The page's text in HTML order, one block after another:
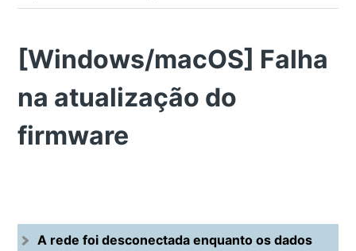
[Windows/macOS] Falha
na atualização do
firmware
A rede foi desconectada enquanto os dados